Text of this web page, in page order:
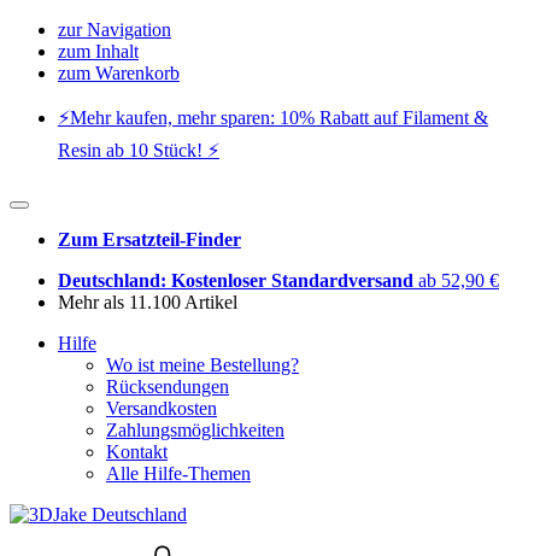
zur Navigation
zum Inhalt
zum Warenkorb
⚡️Mehr kaufen, mehr sparen: 10% Rabatt auf Filament &
Resin ab 10 Stück! ⚡️
Zum Ersatzteil-Finder
Deutschland: Kostenloser Standardversand ab 52,90 €
Mehr als 11.100 Artikel
Hilfe
Wo ist meine Bestellung?
Rücksendungen
Versandkosten
Zahlungsmöglichkeiten
Kontakt
Alle Hilfe-Themen